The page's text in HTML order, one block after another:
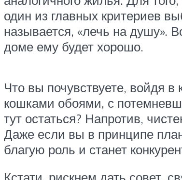
один из главных критериев
называется, «лечь на душу».
доме ему будет хорошо.
Что вы почувствуете, войдя
кошками обоями, с
тут остаться? Напротив,
Даже если вы в принципе
благую роль и станет